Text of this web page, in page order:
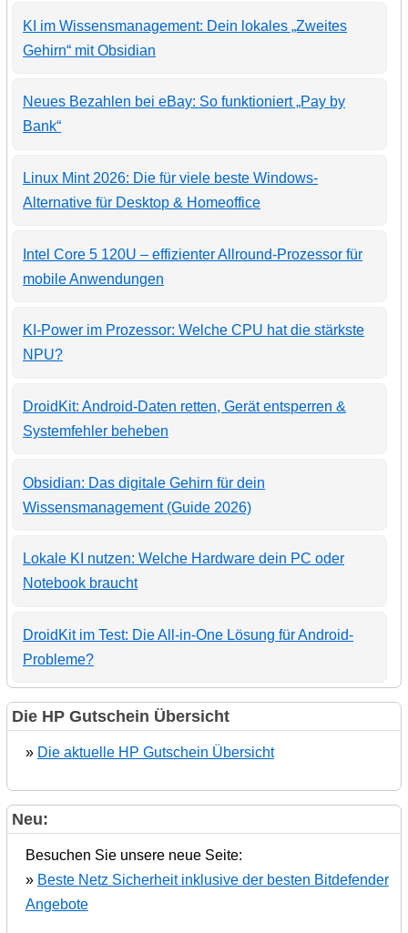
KI im Wissensmanagement: Dein lokales „Zweites
Gehirn“ mit Obsidian
Neues Bezahlen bei eBay: So funktioniert „Pay by
Bank“
Linux Mint 2026: Die für viele beste Windows-
Alternative für Desktop & Homeoffice
Intel Core 5 120U – effizienter Allround-Prozessor für
mobile Anwendungen
KI-Power im Prozessor: Welche CPU hat die stärkste
NPU?
DroidKit: Android-Daten retten, Gerät entsperren &
Systemfehler beheben
Obsidian: Das digitale Gehirn für dein
Wissensmanagement (Guide 2026)
Lokale KI nutzen: Welche Hardware dein PC oder
Notebook braucht
DroidKit im Test: Die All-in-One Lösung für Android-
Probleme?
Die HP Gutschein Übersicht
» Die aktuelle HP Gutschein Übersicht
Neu:
Besuchen Sie unsere neue Seite:
» Beste Netz Sicherheit inklusive der besten Bitdefender
Angebote